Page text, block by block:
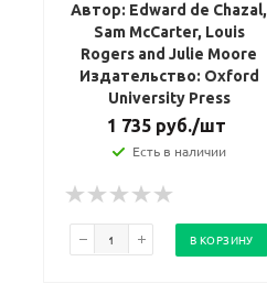
Автор: Edward de Chazal,
Sam McCarter, Louis
Rogers and Julie Moore
Издательство: Oxford
University Press
1 735 руб./шт
Есть в наличии
В КОРЗИНУ